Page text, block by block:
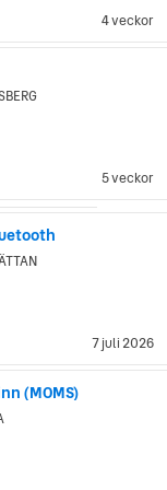
4 veckor
5 veckor
7 juli 2026
(MOMS)